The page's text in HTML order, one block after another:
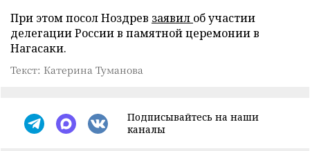
При этом посол Ноздрев заявил об участии
делегации России в памятной церемонии в
Нагасаки.
Текст: Катерина Туманова
Подписывайтесь на наши
каналы